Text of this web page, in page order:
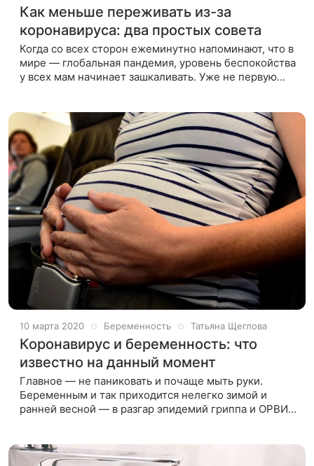
Как меньше переживать из-за
коронавируса: два простых совета
Когда со всех сторон ежеминутно напоминают, что в
мире — глобальная пандемия, уровень беспокойства
у всех мам начинает зашкаливать. Уже не первую
10 марта 2020 Беременность Татьяна Щеглова
Коронавирус и беременность: что
известно на данный момент
Главное — не паниковать и почаще мыть руки.
Беременным и так приходится нелегко зимой и
ранней весной — в разгар эпидемий гриппа и ОРВИ,